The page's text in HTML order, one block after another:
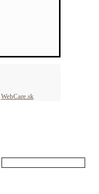
WebCare.sk